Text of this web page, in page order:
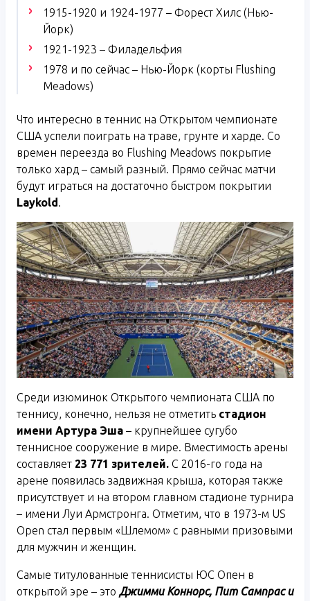
1915-1920 и 1924-1977 – Форест Хилс (Нью-
Йорк)
1921-1923 – Филадельфия
1978 и по сейчас – Нью-Йорк (корты Flushing
Meadows)
Что интересно в теннис на Открытом чемпионате
США успели поиграть на траве, грунте и харде. Со
времен переезда во Flushing Meadows покрытие
только хард – самый разный. Прямо сейчас матчи
будут играться на достаточно быстром покрытии
Laykold .
Среди изюминок Открытого чемпионата США по
теннису, конечно, нельзя не отметить стадион
имени Артура Эша – крупнейшее сугубо
теннисное сооружение в мире. Вместимость арены
составляет 23 771 зрителей. С 2016-го года на
арене появилась задвижная крыша, которая также
присутствует и на втором главном стадионе турнира
– имени Луи Армстронга. Отметим, что в 1973-м US
Open стал первым «Шлемом» с равными призовыми
для мужчин и женщин.
Самые титулованные теннисисты ЮС Опен в
открытой эре – это Джимми Коннорс, Пит Сампрас и